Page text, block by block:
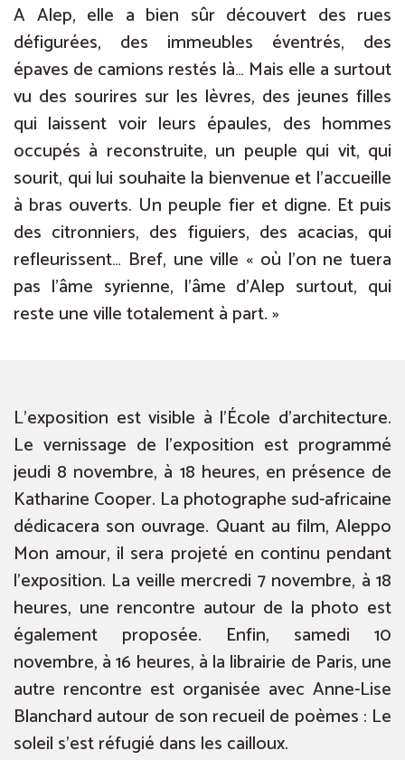
A Alep, elle a bien sûr découvert des rues
défigurées, des immeubles éventrés, des
épaves de camions restés là… Mais elle a surtout
vu des sourires sur les lèvres, des jeunes filles
qui laissent voir leurs épaules, des hommes
occupés à reconstruite, un peuple qui vit, qui
sourit, qui lui souhaite la bienvenue et l’accueille
à bras ouverts. Un peuple fier et digne. Et puis
des citronniers, des figuiers, des acacias, qui
refleurissent… Bref, une ville « où l’on ne tuera
pas l’âme syrienne, l’âme d’Alep surtout, qui
reste une ville totalement à part. »
L’exposition est visible à l’École d’architecture.
Le vernissage de l’exposition est programmé
jeudi 8 novembre, à 18 heures, en présence de
Katharine Cooper. La photographe sud-africaine
dédicacera son ouvrage. Quant au film, Aleppo
Mon amour, il sera projeté en continu pendant
l’exposition. La veille mercredi 7 novembre, à 18
heures, une rencontre autour de la photo est
également proposée. Enfin, samedi 10
novembre, à 16 heures, à la librairie de Paris, une
autre rencontre est organisée avec Anne-Lise
Blanchard autour de son recueil de poèmes : Le
soleil s’est réfugié dans les cailloux.